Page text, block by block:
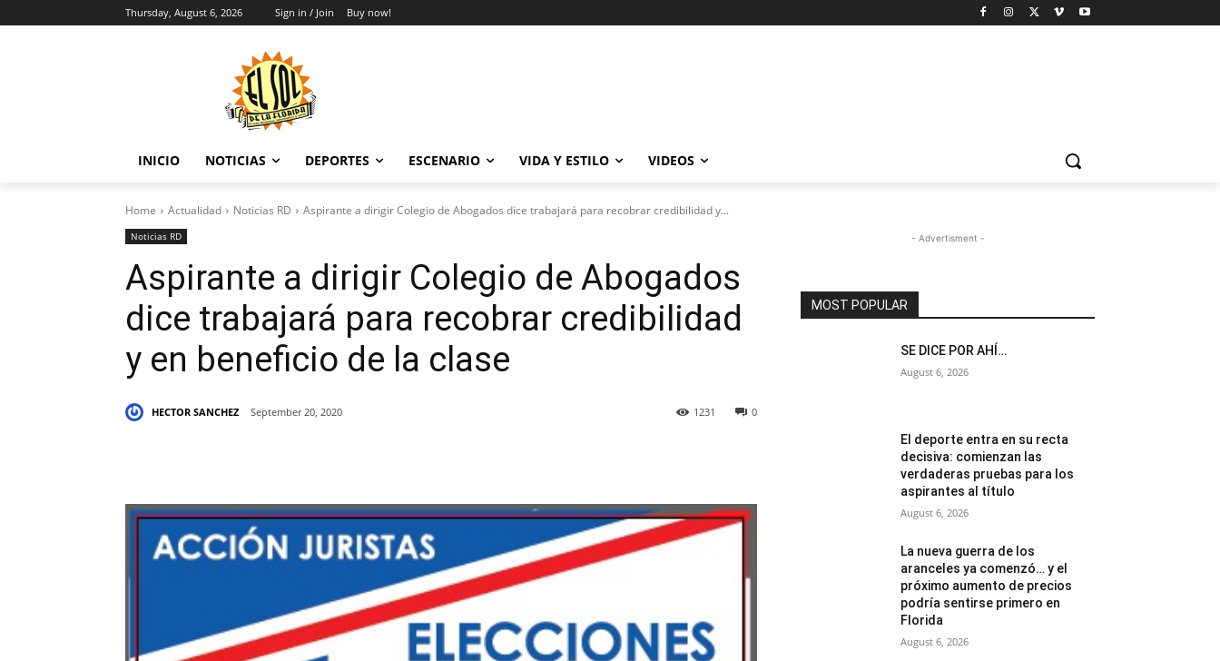
Thursday, August 6, 2026 Sign in / Join Buy now!
INICIO NOTICIAS DEPORTES ESCENARIO VIDA Y ESTILO VIDEOS
Home Actualidad Noticias RD Aspirante a dirigir Colegio de Abogados dice trabajará para recobrar credibilidad y...
Noticias RD
Aspirante a dirigir Colegio de Abogados
dice trabajará para recobrar credibilidad
y en beneficio de la clase
HECTOR SANCHEZ September 20, 2020 0
1231
- Advertisment -
MOST POPULAR
SE DICE POR AHÍ…
August 6, 2026
El deporte entra en su recta
decisiva: comienzan las
verdaderas pruebas para los
aspirantes al título
August 6, 2026
La nueva guerra de los
aranceles ya comenzó… y el
próximo aumento de precios
podría sentirse primero en
Florida
August 6, 2026